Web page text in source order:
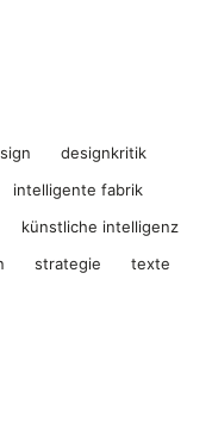
designkritik
intelligente fabrik
künstliche intelligenz
strategie
texte